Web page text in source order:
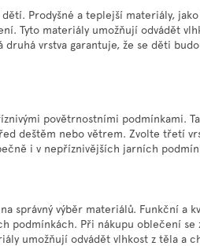
Prodyšné a teplejší materiály,
Tyto materiály umožňují odvádět
vrstva garantuje, že se děti
povětrnostními podmínkami.
deštěm nebo větrem. Zvolte třetí
i v nepříznivějších jarních
správný výběr materiálů. Funkční a
podmínkách. Při nákupu oblečení se
umožňují odvádět vlhkost z těla a